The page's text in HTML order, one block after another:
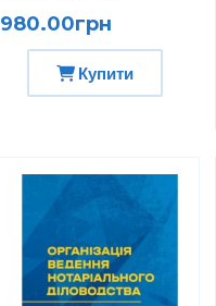
980.00грн
Купити